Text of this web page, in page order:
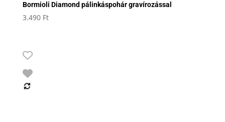
Bormioli Diamond pálinkáspohár gravírozással
3.490 Ft